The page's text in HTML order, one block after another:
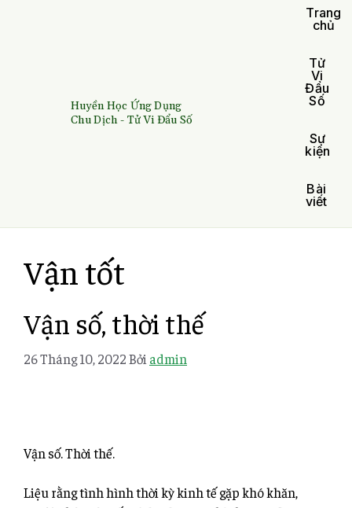
Huyền Học Ứng Dụng
Chu Dịch - Tử Vi Đẩu Số
Trang
chủ
Tử
Vi
Đẩu
Số
Sự
kiện
Bài
viết
Vận tốt
Vận số, thời thế
26 Tháng 10, 2022Bởi admin
Vận số. Thời thế.
Liệu rằng tình hình thời kỳ kinh tế gặp khó khăn,